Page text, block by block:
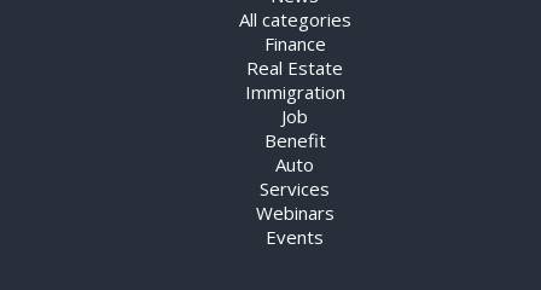
All categories
Finance
Real Estate
Immigration
Job
Benefit
Auto
Services
Webinars
Events